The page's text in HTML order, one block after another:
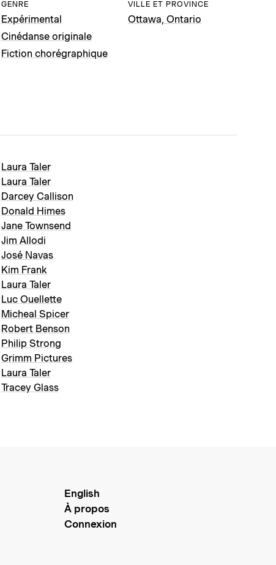
GENRE
Expérimental
Cinédanse originale
Fiction chorégraphique
VILLE ET PROVINCE
Ottawa, Ontario
Laura Taler
Laura Taler
Darcey Callison
Donald Himes
Jane Townsend
Jim Allodi
José Navas
Kim Frank
Laura Taler
Luc Ouellette
Micheal Spicer
Robert Benson
Philip Strong
Grimm Pictures
Laura Taler
Tracey Glass
English
À propos
Connexion